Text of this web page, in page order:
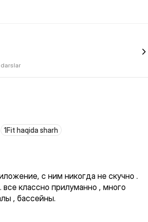
1Fit haqida sharh
не скучно .
все классно прилуманно , много
, бассейны.